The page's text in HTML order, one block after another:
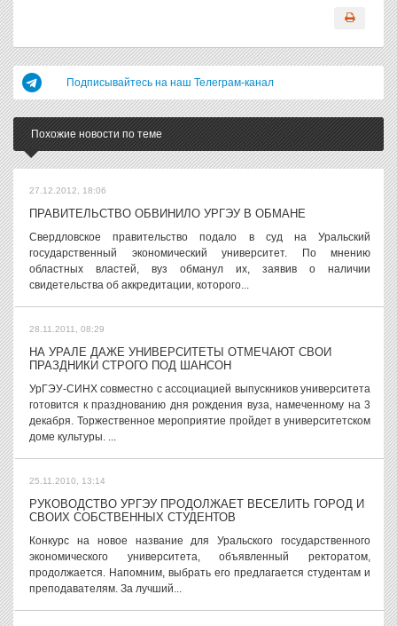
Подписывайтесь на наш Телеграм-канал
Похожие новости по теме
27.12.2012, 18:06
ПРАВИТЕЛЬСТВО ОБВИНИЛО УРГЭУ В ОБМАНЕ
Свердловское правительство подало в суд на Уральский
государственный экономический университет. По мнению
областных властей, вуз обманул их, заявив о наличии
свидетельства об аккредитации, которого...
28.11.2011, 08:29
НА УРАЛЕ ДАЖЕ УНИВЕРСИТЕТЫ ОТМЕЧАЮТ СВОИ
ПРАЗДНИКИ СТРОГО ПОД ШАНСОН
УрГЭУ-СИНХ совместно с ассоциацией выпускников университета
готовится к празднованию дня рождения вуза, намеченному на 3
декабря. Торжественное мероприятие пройдет в университетском
доме культуры. ...
25.11.2010, 13:14
РУКОВОДСТВО УРГЭУ ПРОДОЛЖАЕТ ВЕСЕЛИТЬ ГОРОД И
СВОИХ СОБСТВЕННЫХ СТУДЕНТОВ
Конкурс на новое название для Уральского государственного
экономического университета, объявленный ректоратом,
продолжается. Напомним, выбрать его предлагается студентам и
преподавателям. За лучший...